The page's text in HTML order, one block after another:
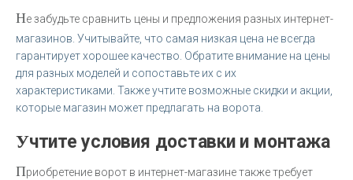
Не забудьте сравнить цены и предложения разных интернет-
магазинов. Учитывайте, что самая низкая цена не всегда
гарантирует хорошее качество. Обратите внимание на цены
для разных моделей и сопоставьте их с их
характеристиками. Также учтите возможные скидки и акции,
которые магазин может предлагать на ворота.
Учтите условия доставки и монтажа
Приобретение ворот в интернет-магазине также требует